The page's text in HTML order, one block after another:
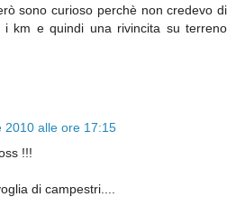
sono curioso perchè non credevo di
km e quindi una rivincita su terreno
2010 alle ore 17:15
!!!
di campestri....